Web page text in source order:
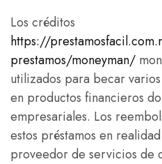
Los créditos
https://
prestamos/moneyman/
utilizados para becar
en productos financieros
empresariales. Los
estos préstamos en
proveedor de servicios de